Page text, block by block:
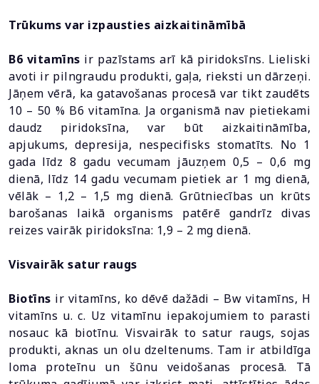
Trūkums var izpausties aizkaitināmībā
B6 vitamīns ir pazīstams arī kā piridoksīns. Lieliski
avoti ir pilngraudu produkti, gaļa, rieksti un dārzeņi.
Jāņem vērā, ka gatavošanas procesā var tikt zaudēts
10 – 50 % B6 vitamīna. Ja organismā nav pietiekami
daudz piridoksīna, var būt aizkaitināmība,
apjukums, depresija, nespecifisks stomatīts. No 1
gada līdz 8 gadu vecumam jāuzņem 0,5 – 0,6 mg
dienā, līdz 14 gadu vecumam pietiek ar 1 mg dienā,
vēlāk – 1,2 – 1,5 mg dienā. Grūtniecības un krūts
barošanas laikā organisms patērē gandrīz divas
reizes vairāk piridoksīna: 1,9 – 2 mg dienā.
Visvairāk satur raugs
Biotīns ir vitamīns, ko dēvē dažādi – Bw vitamīns, H
vitamīns u. c. Uz vitamīnu iepakojumiem to parasti
nosauc kā biotīnu. Visvairāk to satur raugs, sojas
produkti, aknas un olu dzeltenums. Tam ir atbildīga
loma proteīnu un šūnu veidošanas procesā. Tā